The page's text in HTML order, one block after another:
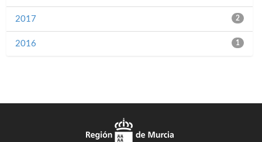
2
2017
1
2016